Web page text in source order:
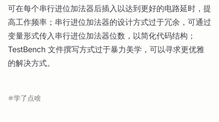
可在每个串行进位加法器后插入以达到更好的电路延时，提
高工作频率；串行进位加法器的设计方式过于冗余，可通过
变量形式传入串行进位加法器位数，以简化代码结构；
TestBench 文件撰写方式过于暴力美学，可以寻求更优雅
的解决方式。
学了点啥